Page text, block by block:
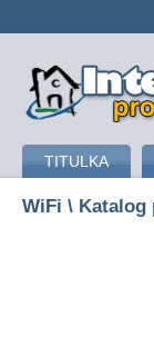
připojení
TITULKA
WiFi \ Katalog